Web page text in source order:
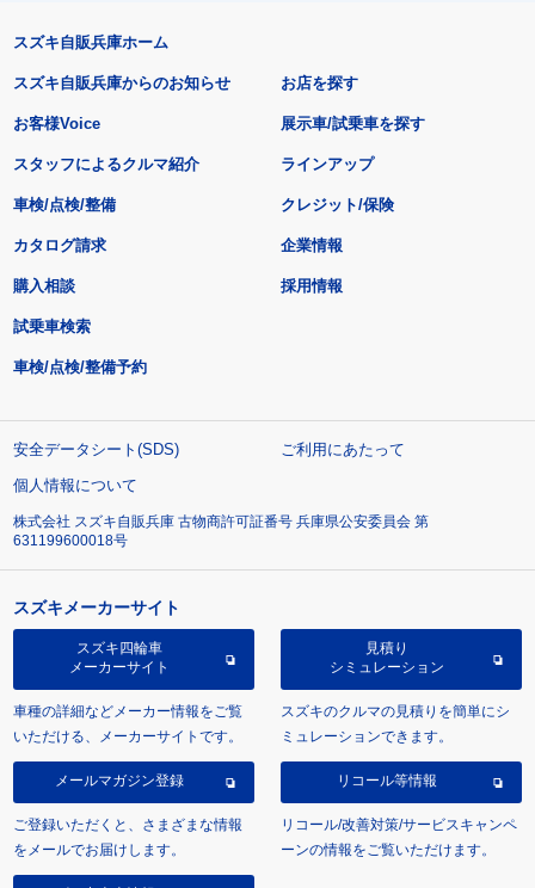
スズキ自販兵庫ホーム
スズキ自販兵庫からのお知らせ
お客様Voice
スタッフによるクルマ紹介
お店を探す
展示車/試乗車を探す
ラインアップ
車検/点検/整備 クレジット/保険
カタログ請求
購入相談
試乗車検索
車検/点検/整備予約
企業情報
採用情報
安全データシート(SDS)
ご利用にあたって
個人情報について
株式会社 スズキ自販兵庫 古物商許可証番号 兵庫県公安委員会 第
631199600018号
スズキメーカーサイト
スズキ四輪車
メーカーサイト
車種の詳細などメーカー情報をご覧
いただける、メーカーサイトです。
見積り
シミュレーション
スズキのクルマの見積りを簡単にシ
ミュレーションできます。
メールマガジン登録
ご登録いただくと、さまざまな情報
をメールでお届けします。
リコール等情報
リコール/改善対策/サービスキャンペ
ーンの情報をご覧いただけます。